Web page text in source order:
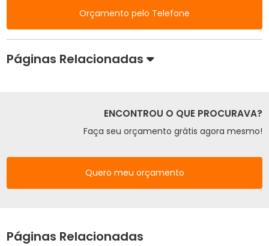
Orçamento pelo Telefone
Páginas Relacionadas
ENCONTROU O QUE PROCURAVA?
Faça seu orçamento grátis agora mesmo!
Quero meu orçamento
Páginas Relacionadas